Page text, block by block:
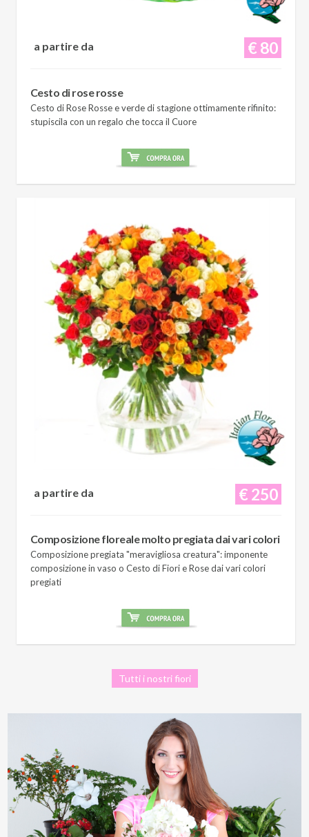
€ 80
a partire da
Cesto di rose rosse
Cesto di Rose Rosse e verde di stagione ottimamente rifinito:
stupiscila con un regalo che tocca il Cuore
€ 250
a partire da
Composizione floreale molto pregiata dai vari colori
Composizione pregiata "meravigliosa creatura": imponente
composizione in vaso o Cesto di Fiori e Rose dai vari colori
pregiati
Tutti i nostri fiori